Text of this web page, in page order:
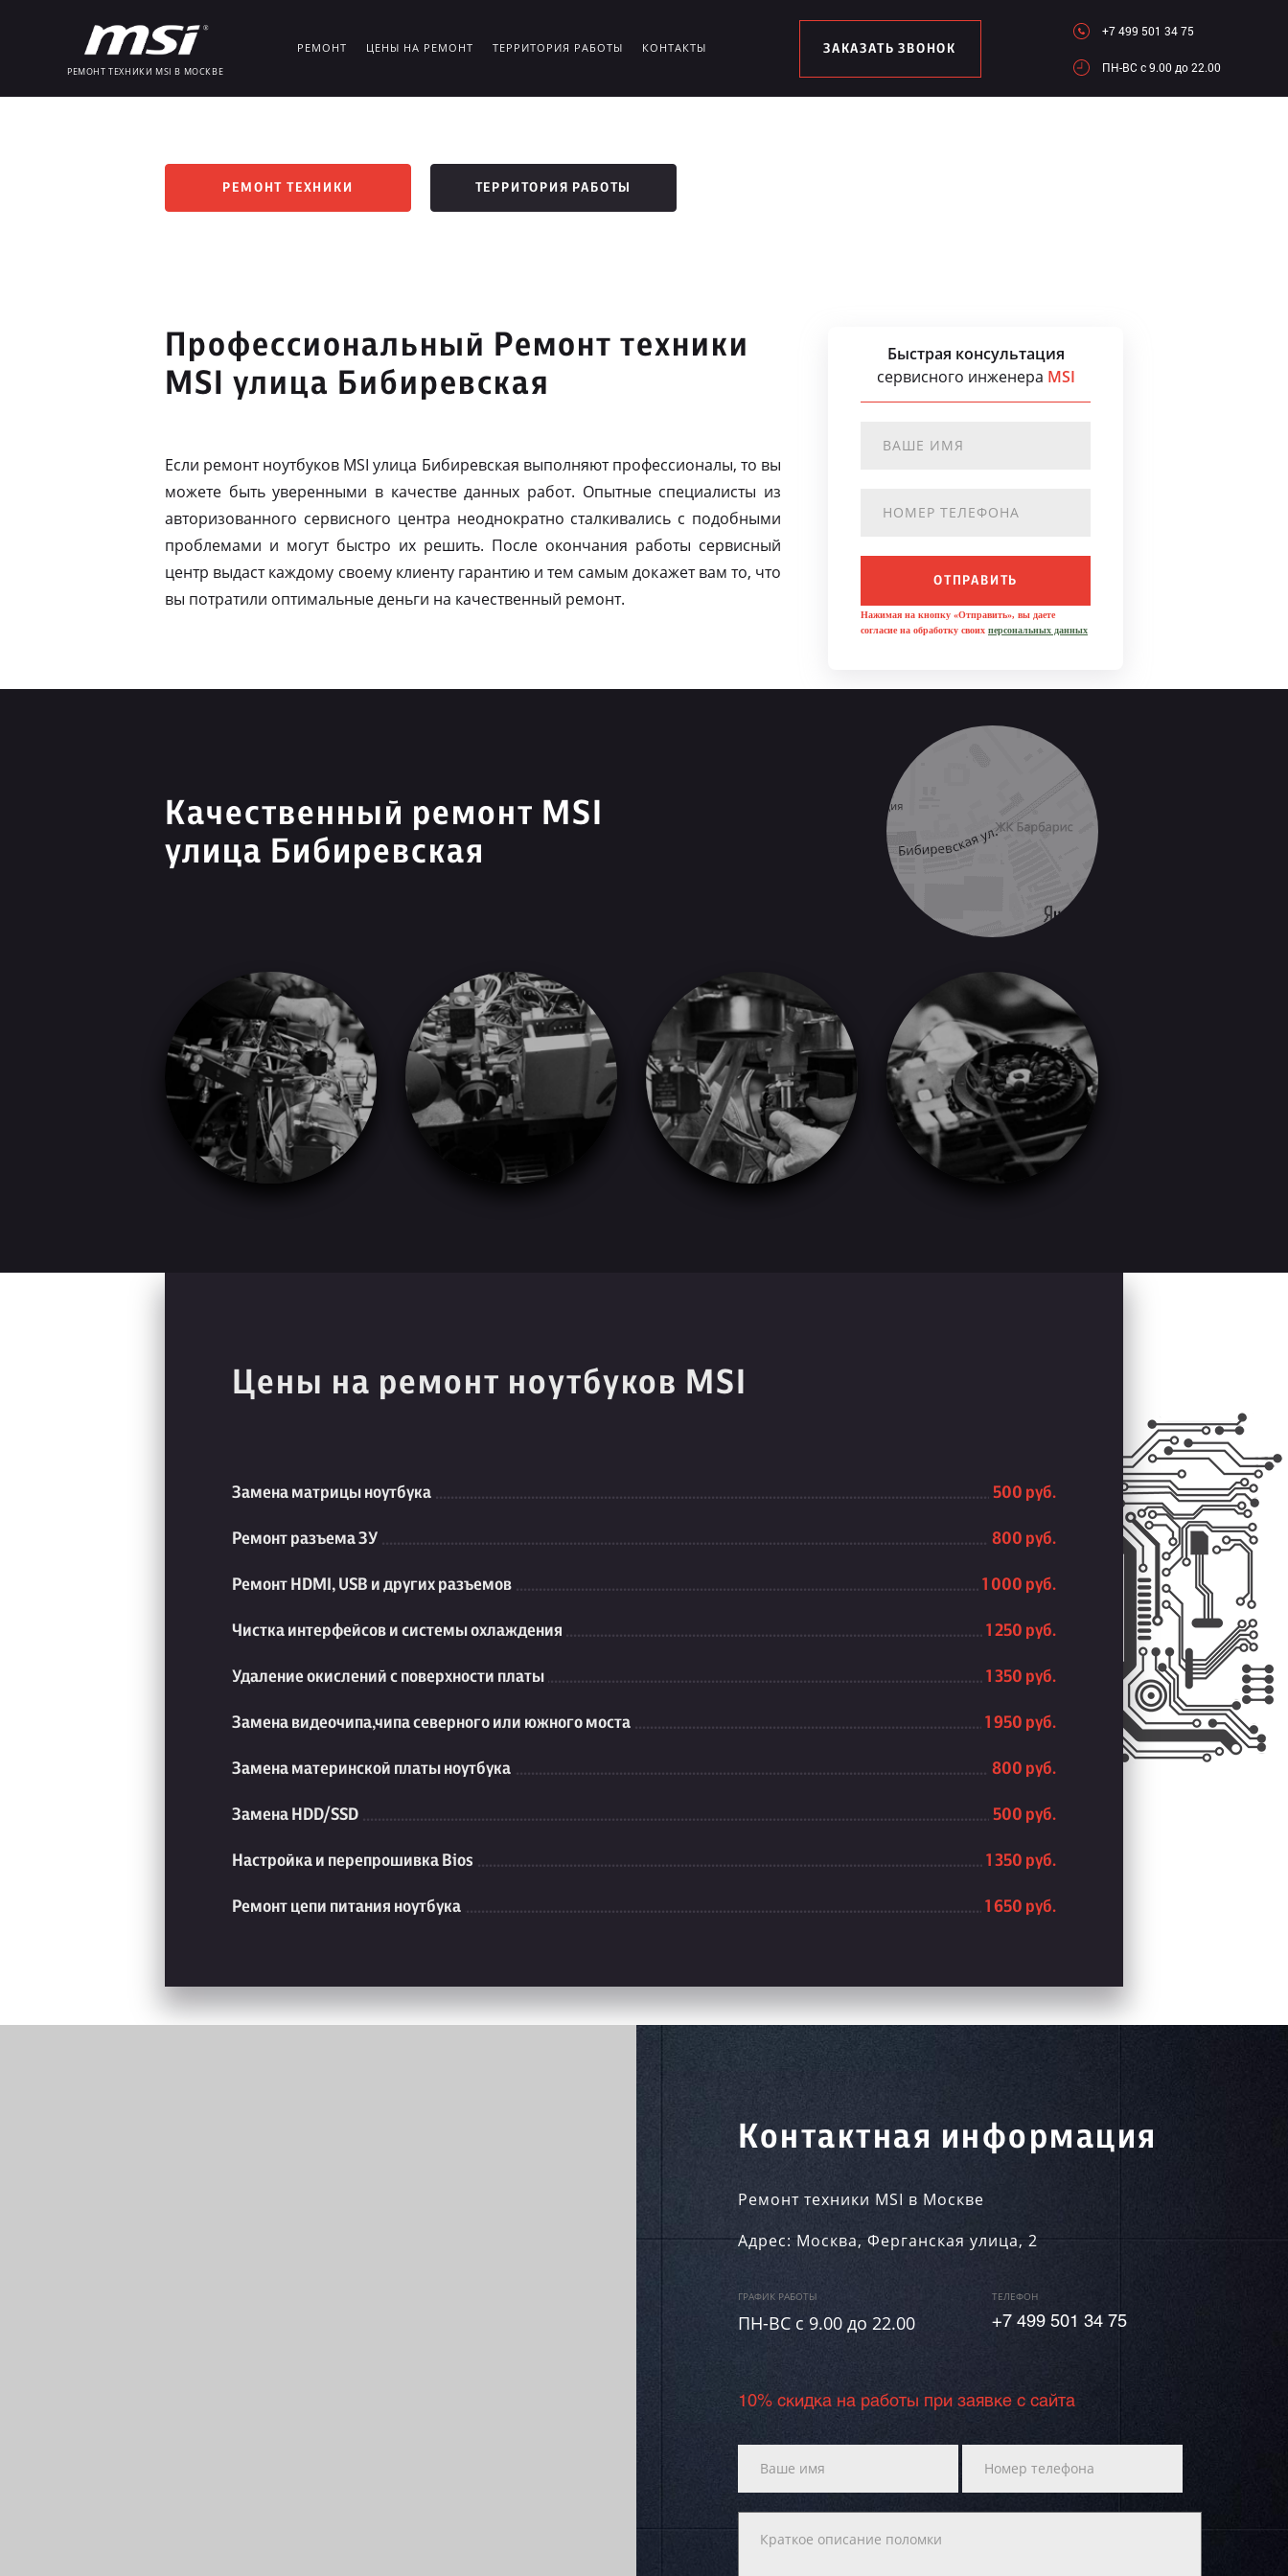
РЕМОНТ ТЕХНИКИ MSI В МОСКВЕ
РЕМОНТ ЦЕНЫ НА РЕМОНТ ТЕРРИТОРИЯ РАБОТЫ КОНТАКТЫ ЗАКАЗАТЬ ЗВОНОК
+7 499 501 34 75
ПН-ВC c 9.00 до 22.00
РЕМОНТ ТЕХНИКИ ТЕРРИТОРИЯ РАБОТЫ
Профессиональный Ремонт техники
MSI улица Бибиревская
Если ремонт ноутбуков MSI улица Бибиревская выполняют профессионалы, то вы
можете быть уверенными в качестве данных работ. Опытные специалисты из
авторизованного сервисного центра неоднократно сталкивались с подобными
проблемами и могут быстро их решить. После окончания работы сервисный
центр выдаст каждому своему клиенту гарантию и тем самым докажет вам то, что
вы потратили оптимальные деньги на качественный ремонт.
Быстрая консультация
сервисного инженера MSI
ОТПРАВИТЬ
Нажимая на кнопку «Отправить», вы даете
согласие на обработку своих персональных данных
Качественный ремонт MSI
улица Бибиревская
Цены на ремонт ноутбуков MSI
Замена матрицы ноутбука 500 руб.
Ремонт разъема ЗУ 800 руб.
Ремонт HDMI, USB и других разъемов 1 000 руб.
Чистка интерфейсов и системы охлаждения 1 250 руб.
Удаление окислений с поверхности платы 1 350 руб.
Замена видеочипа,чипа северного или южного моста 1 950 руб.
Замена материнской платы ноутбука 800 руб.
Замена HDD/SSD 500 руб.
Настройка и перепрошивка Bios 1 350 руб.
Ремонт цепи питания ноутбука 1 650 руб.
Контактная информация
Ремонт техники MSI в Москве
Адрес:Москва,Ферганская улица, 2
ГРАФИК РАБОТЫ
ПН-ВC c 9.00 до 22.00
ТЕЛЕФОН
+7 499 501 34 75
10% скидка на работы при заявке с сайта